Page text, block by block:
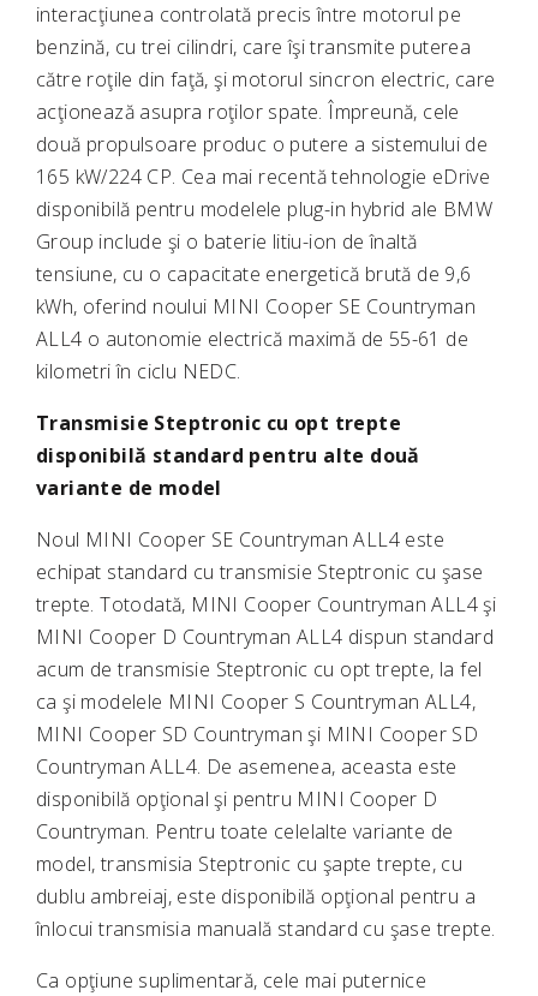
interacţiunea controlată precis între motorul pe
benzină, cu trei cilindri, care îşi transmite puterea
către roţile din faţă, şi motorul sincron electric, care
acţionează asupra roţilor spate. Împreună, cele
două propulsoare produc o putere a sistemului de
165 kW/224 CP. Cea mai recentă tehnologie eDrive
disponibilă pentru modelele plug-in hybrid ale BMW
Group include şi o baterie litiu-ion de înaltă
tensiune, cu o capacitate energetică brută de 9,6
kWh, oferind noului MINI Cooper SE Countryman
ALL4 o autonomie electrică maximă de 55-61 de
kilometri în ciclu NEDC.
Transmisie Steptronic cu opt trepte
disponibilă standard pentru alte două
variante de model
Noul MINI Cooper SE Countryman ALL4 este
echipat standard cu transmisie Steptronic cu şase
trepte. Totodată, MINI Cooper Countryman ALL4 şi
MINI Cooper D Countryman ALL4 dispun standard
acum de transmisie Steptronic cu opt trepte, la fel
ca şi modelele MINI Cooper S Countryman ALL4,
MINI Cooper SD Countryman şi MINI Cooper SD
Countryman ALL4. De asemenea, aceasta este
disponibilă opţional şi pentru MINI Cooper D
Countryman. Pentru toate celelalte variante de
model, transmisia Steptronic cu şapte trepte, cu
dublu ambreiaj, este disponibilă opţional pentru a
înlocui transmisia manuală standard cu şase trepte.
Ca opţiune suplimentară, cele mai puternice